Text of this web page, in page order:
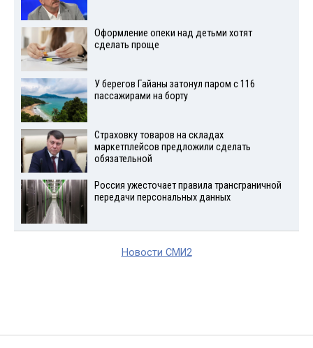
Оформление опеки над детьми хотят
сделать проще
У берегов Гайаны затонул паром с 116
пассажирами на борту
Страховку товаров на складах
маркетплейсов предложили сделать
обязательной
Россия ужесточает правила трансграничной
передачи персональных данных
Новости СМИ2